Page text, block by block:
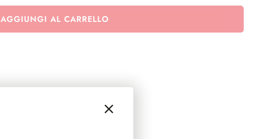
(
AGGIUNGI AL CARRELLO